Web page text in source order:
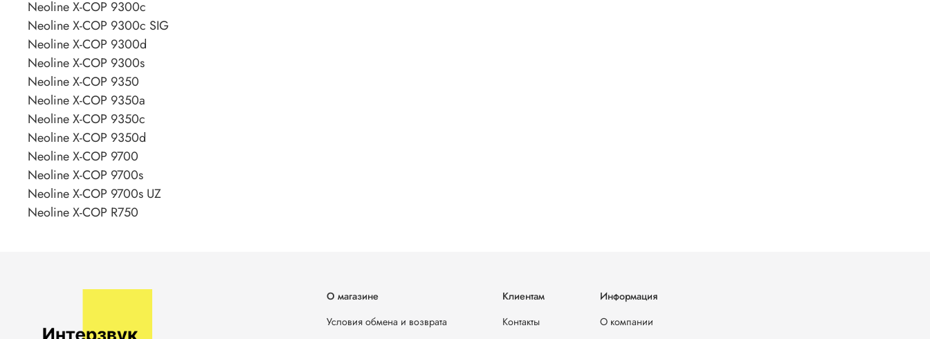
Neoline X-COP 9300c
Neoline X-COP 9300c SIG
Neoline X-COP 9300d
Neoline X-COP 9300s
Neoline X-COP 9350
Neoline X-COP 9350a
Neoline X-COP 9350c
Neoline X-COP 9350d
Neoline X-COP 9700
Neoline X-COP 9700s
Neoline X-COP 9700s UZ
Neoline X-COP R750
О магазине
Условия обмена и возврата
Клиентам
Контакты
Информация
О компании